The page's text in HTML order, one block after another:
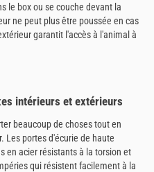
le box ou se couche devant la
ne peut plus être poussée en cas
garantit l'accès à l'animal à
intérieurs et extérieurs
beaucoup de choses tout en
Les portes d'écurie de haute
en acier résistants à la torsion et
qui résistent facilement à la